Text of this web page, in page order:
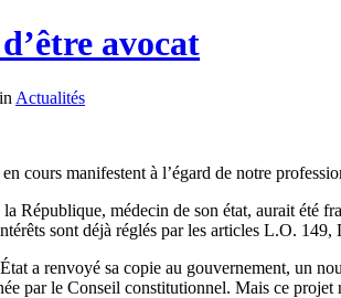
avocat
Actualités
cours manifestent à l’égard de notre
République, médecin de son état, aurait été
sont déjà réglés par les articles L.O.
a renvoyé sa copie au gouvernement, un
par le Conseil constitutionnel. Mais ce